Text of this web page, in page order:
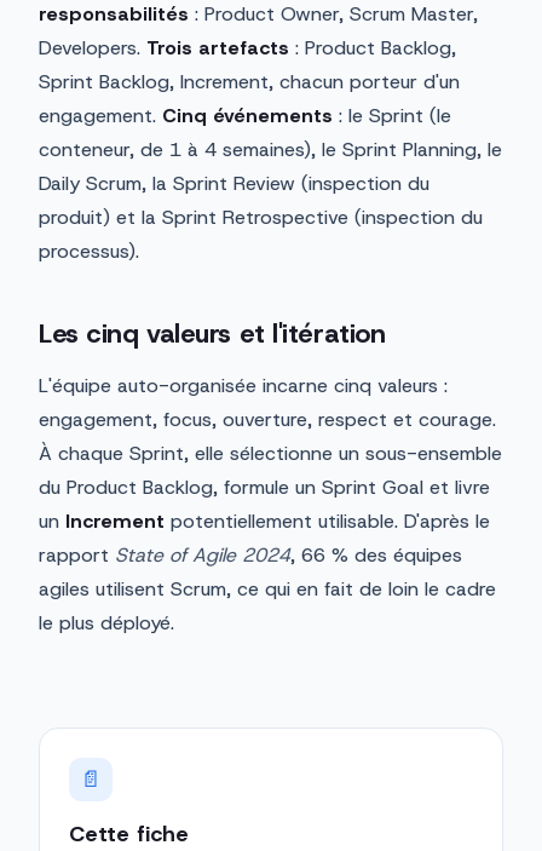
responsabilités : Product Owner, Scrum Master,
Developers. Trois artefacts : Product Backlog,
Sprint Backlog, Increment, chacun porteur d'un
engagement. Cinq événements : le Sprint (le
conteneur, de 1 à 4 semaines), le Sprint Planning, le
Daily Scrum, la Sprint Review (inspection du
produit) et la Sprint Retrospective (inspection du
processus).
Les cinq valeurs et l'itération
L'équipe auto-organisée incarne cinq valeurs :
engagement, focus, ouverture, respect et courage.
À chaque Sprint, elle sélectionne un sous-ensemble
du Product Backlog, formule un Sprint Goal et livre
un Increment potentiellement utilisable. D'après le
rapport State of Agile 2024, 66 % des équipes
agiles utilisent Scrum, ce qui en fait de loin le cadre
le plus déployé.
📄
Cette fiche